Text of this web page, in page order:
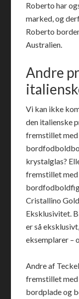
Roberto har
marked, og
Roberto
Australien.
Andre
Vi kan ikke
den italienske
fremstillet
krystalglas?
fremstillet
Cristallino
Eksklusivitet.
er så
eksemplarer –
Andre af
fremstillet med
bordplade og